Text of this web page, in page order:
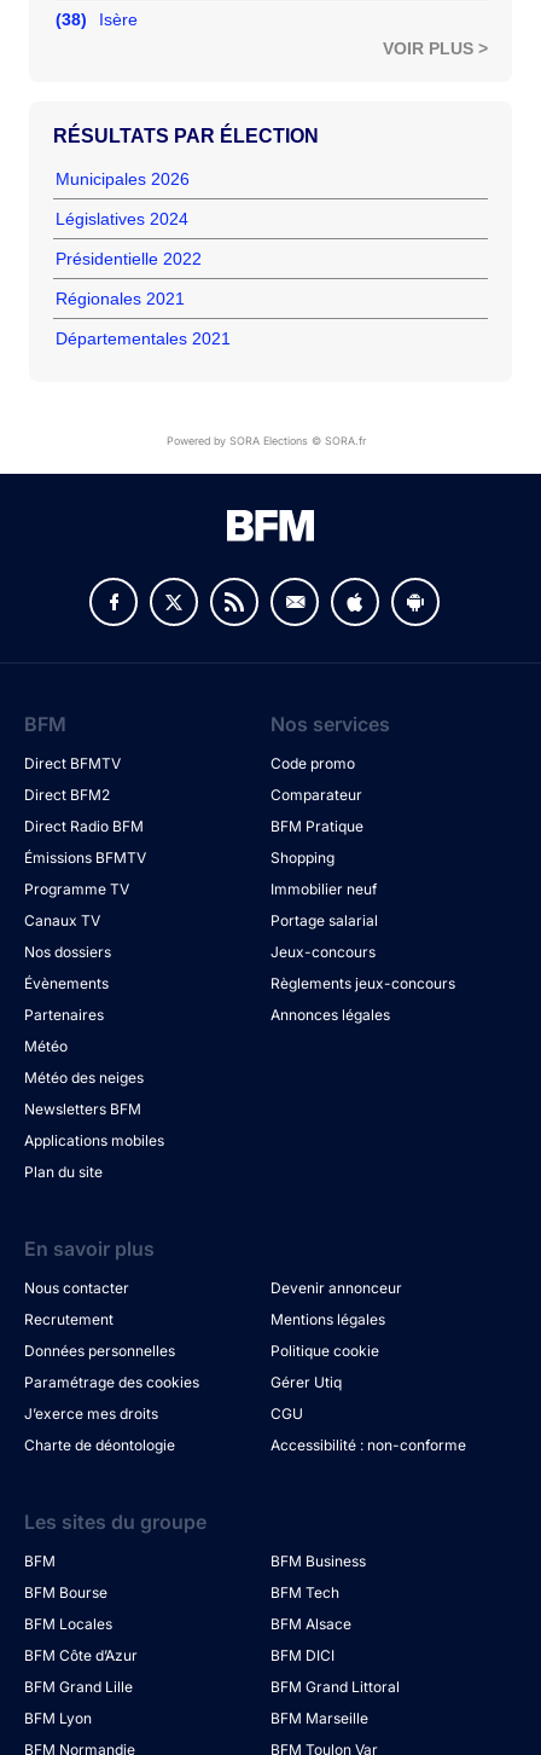
(38)
Isère
VOIR PLUS >
RÉSULTATS PAR ÉLECTION
Municipales 2026
Législatives 2024
Présidentielle 2022
Régionales 2021
Départementales 2021
Powered by SORA Elections © SORA.fr
BFM
Direct BFMTV
Direct BFM2
Direct Radio BFM
Émissions BFMTV
Programme TV
Canaux TV
Nos dossiers
Évènements
Partenaires
Météo
Météo des neiges
Newsletters BFM
Applications mobiles
Plan du site
Nos services
Code promo
Comparateur
BFM Pratique
Shopping
Immobilier neuf
Portage salarial
Jeux-concours
Règlements jeux-concours
Annonces légales
En savoir plus
Nous contacter
Devenir annonceur
Recrutement
Mentions légales
Données personnelles
Politique cookie
Paramétrage des cookies
Gérer Utiq
J’exerce mes droits
CGU
Charte de déontologie
Accessibilité : non-conforme
Les sites du groupe
BFM
BFM Business
BFM Bourse
BFM Tech
BFM Locales
BFM Alsace
BFM Côte d’Azur
BFM DICI
BFM Grand Lille
BFM Grand Littoral
BFM Lyon
BFM Marseille
BFM Normandie
BFM Toulon Var